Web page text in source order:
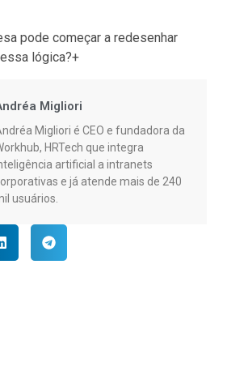
pode começar a redesenhar
lógica?+
Migliori
Migliori é CEO e fundadora da
HRTech que integra
artificial a intranets
e já atende mais de 240
usuários.